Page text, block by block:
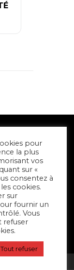
À NIORT
pour
la plus
vos
sur «
consentez à
cookies.
sur
fournir un
Vous
refuser
Tout refuser